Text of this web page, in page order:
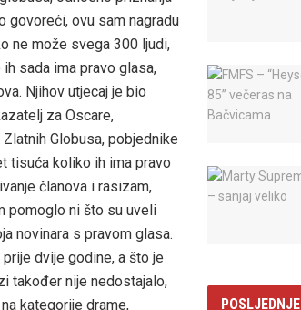
govoreći, ovu sam nagradu
ne može svega 300 ljudi,
sada ima pravo glasa,
Njihov utjecaj je bio
za Oscare,
Globusa, pobjednike
tisuća koliko ih ima pravo
članova i rasizam,
pomoglo ni što su uveli
novinara s pravom glasa.
dvije godine, a što je
također nije nedostajalo,
kategorije drame,
POSLJEDNJE